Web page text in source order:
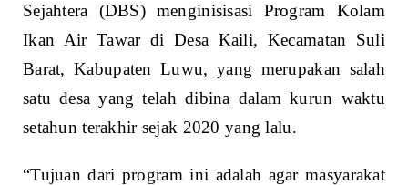
Sejahtera (DBS) menginisisasi Program Kolam
Ikan Air Tawar di Desa Kaili, Kecamatan Suli
Barat, Kabupaten Luwu, yang merupakan salah
satu desa yang telah dibina dalam kurun waktu
setahun terakhir sejak 2020 yang lalu.
“Tujuan dari program ini adalah agar masyarakat